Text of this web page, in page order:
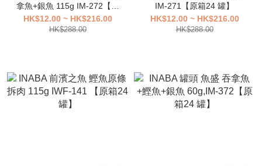
拿魚+銀魚 115g IM-272【原
箱24 罐】
HK$12.00 ~ HK$216.00
HK$288.00
IM-271【原箱24 罐】
HK$12.00 ~ HK$216.00
HK$288.00